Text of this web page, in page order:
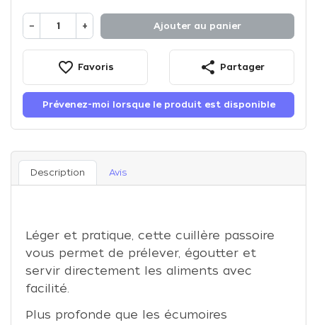
− + Ajouter au panier
favorite_border Favoris share Partager
Prévenez-moi lorsque le produit est disponible
Description Avis
Léger et pratique, cette cuillère passoire
vous permet de prélever, égoutter et
servir directement les aliments avec
facilité.
Plus profonde que les écumoires